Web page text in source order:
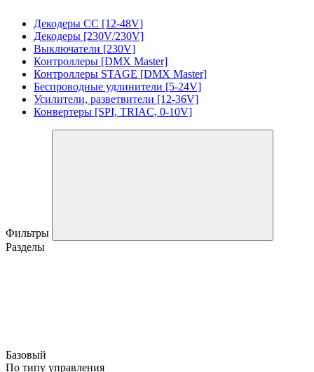
Декодеры CC [12-48V]
Декодеры [230V/230V]
Выключатели [230V]
Контроллеры [DMX Master]
Контроллеры STAGE [DMX Master]
Беспроводные удлинители [5-24V]
Усилители, разветвители [12-36V]
Конвертеры [SPI, TRIAC, 0-10V]
Фильтры
Разделы
Базовый
По типу управления